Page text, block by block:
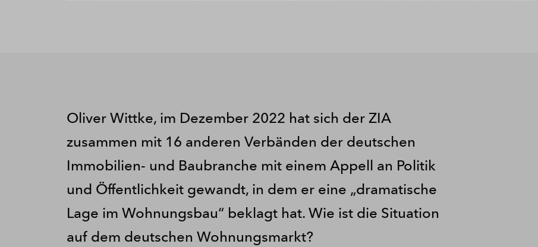
Oliver Wittke, im Dezember 2022 hat sich der ZIA
zusammen mit 16 anderen Verbänden der deutschen
Immobilien- und Baubranche mit einem Appell an Politik
und Öffentlichkeit gewandt, in dem er eine „dramatische
Lage im Wohnungsbau“ beklagt hat. Wie ist die Situation
auf dem deutschen Wohnungsmarkt?